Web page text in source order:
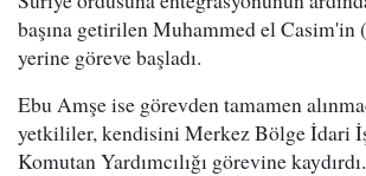
başına getirilen Muhammed el Casim'in
yerine göreve başladı.
Ebu Amşe ise görevden tamamen
yetkililer, kendisini Merkez Bölge İdari
Komutan Yardımcılığı görevine kaydırdı.